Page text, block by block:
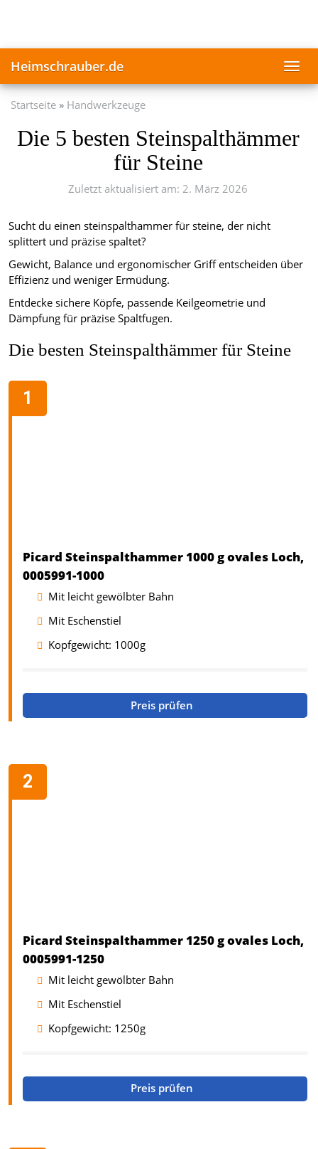
Heimschrauber.de
Startseite Handwerkzeuge
Die 5 besten Steinspalthämmer
für Steine
Zuletzt aktualisiert am: 2. März 2026
Sucht du einen steinspalthammer für steine, der nicht
splittert und präzise spaltet?
Gewicht, Balance und ergonomischer Griff entscheiden über
Effizienz und weniger Ermüdung.
Entdecke sichere Köpfe, passende Keilgeometrie und
Dämpfung für präzise Spaltfugen.
Die besten Steinspalthämmer für Steine
Picard Steinspalthammer 1000 g ovales Loch,
0005991-1000
Mit leicht gewölbter Bahn
Mit Eschenstiel
Kopfgewicht: 1000g
Preis prüfen
Picard Steinspalthammer 1250 g ovales Loch,
0005991-1250
Mit leicht gewölbter Bahn
Mit Eschenstiel
Kopfgewicht: 1250g
Preis prüfen